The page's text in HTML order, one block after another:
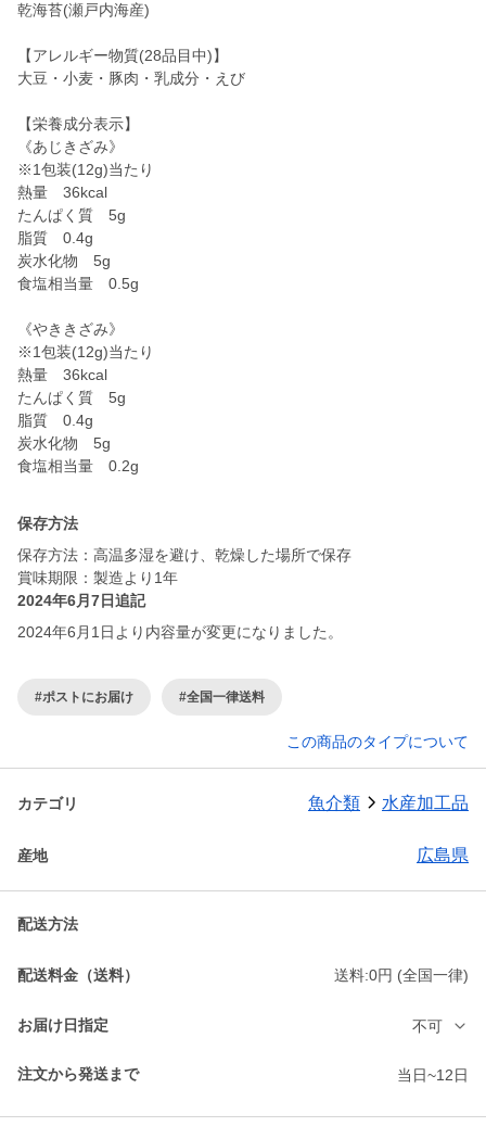
乾海苔(瀬戸内海産)
【アレルギー物質(28品目中)】
大豆・小麦・豚肉・乳成分・えび
【栄養成分表示】
《あじきざみ》
※1包装(12g)当たり
熱量 36kcal
たんぱく質 5g
脂質 0.4g
炭水化物 5g
食塩相当量 0.5g
《やききざみ》
※1包装(12g)当たり
熱量 36kcal
たんぱく質 5g
脂質 0.4g
炭水化物 5g
食塩相当量 0.2g
保存方法
保存方法：高温多湿を避け、乾燥した場所で保存
賞味期限：製造より1年
2024年6月7日追記
2024年6月1日より内容量が変更になりました。
#ポストにお届け #全国一律送料
この商品のタイプについて
カテゴリ 魚介類 水産加工品
産地 広島県
配送方法
配送料金（送料） 送料:0円 (全国一律)
お届け日指定 不可
注文から発送まで 当日~12日